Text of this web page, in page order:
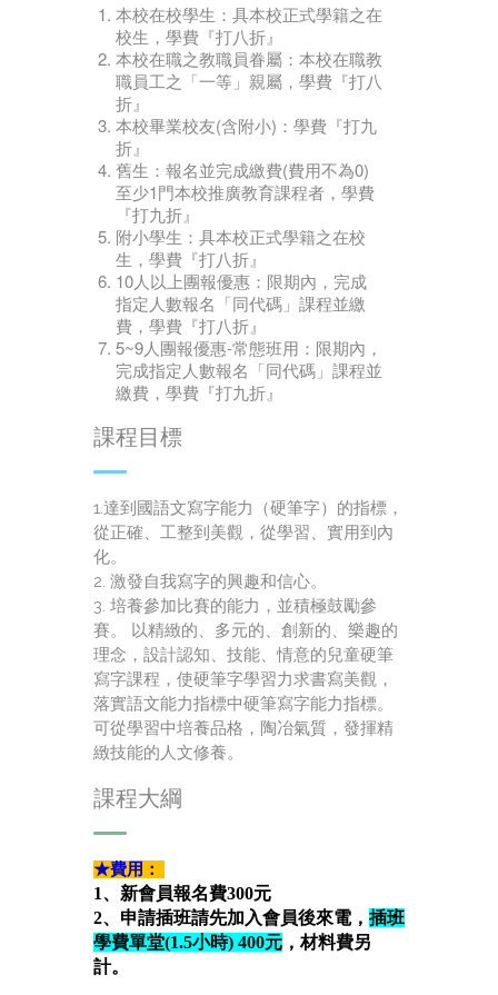
本校在校學生：具本校正式學籍之在
校生，學費『打八折』
本校在職之教職員眷屬：本校在職教
職員工之「一等」親屬，學費『打八
折』
本校畢業校友(含附小)：學費『打九
折』
舊生：報名並完成繳費(費用不為0)
至少1門本校推廣教育課程者，學費
『打九折』
附小學生：具本校正式學籍之在校
生，學費『打八折』
10人以上團報優惠：限期內，完成
指定人數報名「同代碼」課程並繳
費，學費『打八折』
5~9人團報優惠-常態班用：限期內，
完成指定人數報名「同代碼」課程並
繳費，學費『打九折』
課程目標
1.達到國語文寫字能力（硬筆字）的指標，
從正確、工整到美觀，從學習、實用到內
化。
2. 激發自我寫字的興趣和信心。
3. 培養參加比賽的能力，並積極鼓勵參
賽。 以精緻的、多元的、創新的、樂趣的
理念，設計認知、技能、情意的兒童硬筆
寫字課程，使硬筆字學習力求書寫美觀，
落實語文能力指標中硬筆寫字能力指標。
可從學習中培養品格，陶冶氣質，發揮精
緻技能的人文修養。
課程大綱
★費用：
1、新會員報名費300元
2、申請插班請先加入會員後來電， 插班
學費單堂(1.5小時) 400元 ，材料費另
計。